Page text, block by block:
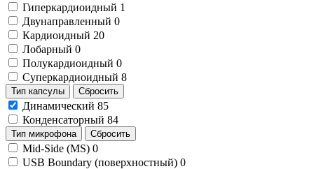
Гиперкардиоидный 1
Двунаправленный 0
Кардиоидный 20
Лобарный 0
Полукардиоидный 0
Суперкардиоидный 8
Тип капсулы Сбросить
Динамический 85
Конденсаторный 84
Тип микрофона Сбросить
Mid-Side (MS) 0
USB Boundary (поверхностный) 0